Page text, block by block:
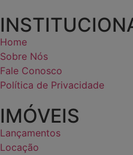
Home
Sobre Nós
Fale Conosco
Política de Privacidade
IMÓVEIS
Lançamentos
Locação